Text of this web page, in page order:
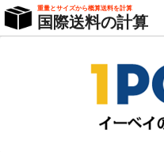
重量とサイズから概算送料を計算
国際送料の計算